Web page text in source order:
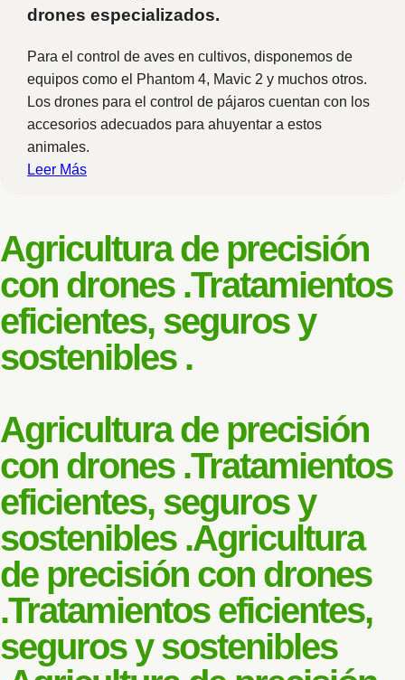
drones especializados.
Para el control de aves en cultivos, disponemos de
equipos como el Phantom 4, Mavic 2 y muchos otros.
Los drones para el control de pájaros cuentan con los
accesorios adecuados para ahuyentar a estos
animales.
Leer Más
Agricultura de precisión
con drones .Tratamientos
eficientes, seguros y
sostenibles .
Agricultura de precisión
con drones .Tratamientos
eficientes, seguros y
sostenibles .Agricultura
de precisión con drones
.Tratamientos eficientes,
seguros y sostenibles